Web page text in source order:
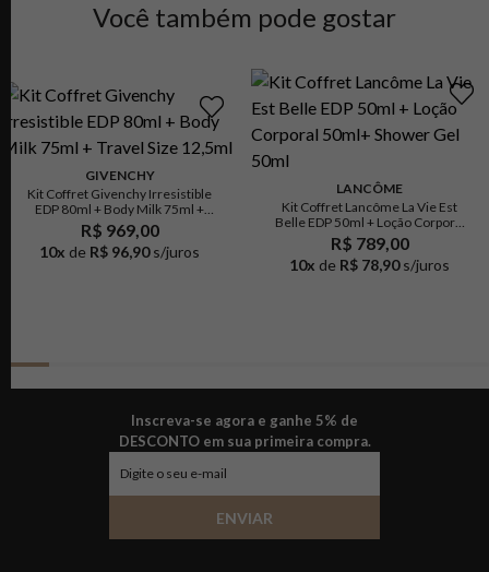
Você também pode gostar
GIVENCHY
Kit Coffret Givenchy Irresistible
EDP 80ml + Body Milk 75ml +
Travel Size 12,5ml
R$ 969,00
10x de R$ 96,90 s/juros
LANCÔME
Kit Coffret Lancôme La Vie Est
Belle EDP 50ml + Loção Corporal
50ml+ Shower Gel 50ml
R$ 789,00
10x de R$ 78,90 s/juros
Inscreva-se agora e ganhe 5% de
DESCONTO em sua primeira compra.
ENVIAR